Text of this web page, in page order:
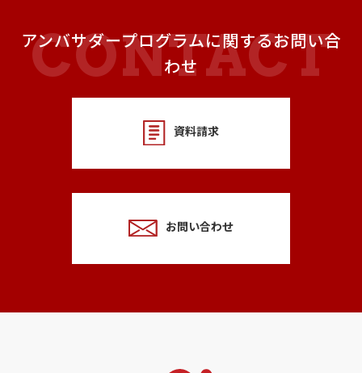
アンバサダープログラムに関するお問い合
わせ
資料請求
お問い合わせ